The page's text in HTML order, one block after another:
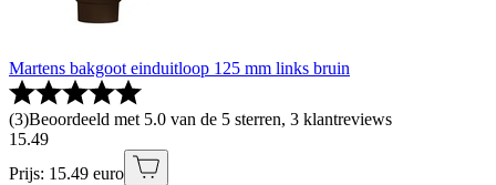
Martens bakgoot einduitloop 125 mm links bruin
(3)Beoordeeld met 5.0 van de 5 sterren, 3 klantreviews
15.49
Prijs: 15.49 euro